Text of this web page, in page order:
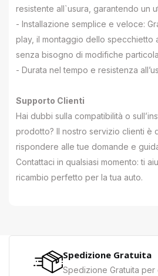
resistente all`usura, garantendo un
- Installazione semplice e veloce:
play, il montaggio dello specchietto
senza bisogno di modifiche
- Durata nel tempo e resistenza
Supporto Clienti
Hai dubbi sulla compatibilità o
prodotto? Il nostro servizio clienti è
rispondere alle tue domande e
Contattaci in qualsiasi momento: ti
ricambio perfetto per la tua auto.
Spedizione Gratuita
Spedizione Gratuita per